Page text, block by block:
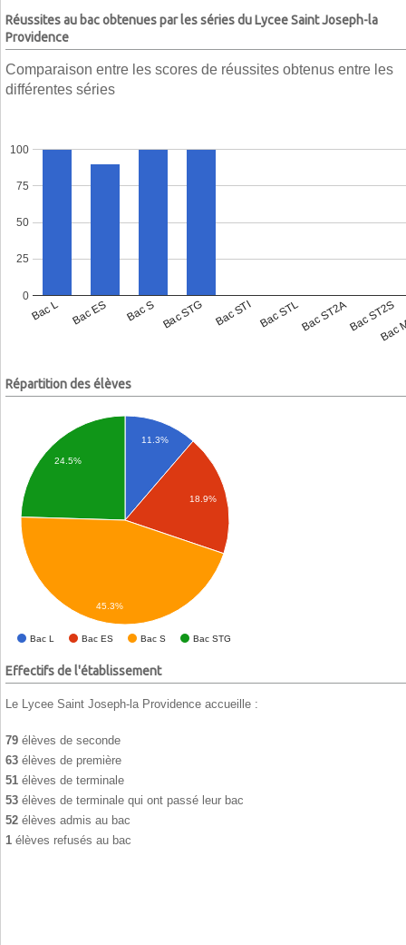
Réussites au bac obtenues par les séries du Lycee Saint Joseph-la
Providence
Comparaison entre les scores de réussites obtenus entre les
différentes séries
Bac L Bac ES Bac S Bac STG Bac STI Bac STLBac ST2ABac ST2S
0
25
50
75
100
Répartition des élèves
Bac L Bac ES Bac S Bac STG
11.3%
18.9%
24.5%
45.3%
Effectifs de l'établissement
Le Lycee Saint Joseph-la Providence accueille :
79 élèves de seconde
63 élèves de première
51 élèves de terminale
53 élèves de terminale qui ont passé leur bac
52 élèves admis au bac
1 élèves refusés au bac